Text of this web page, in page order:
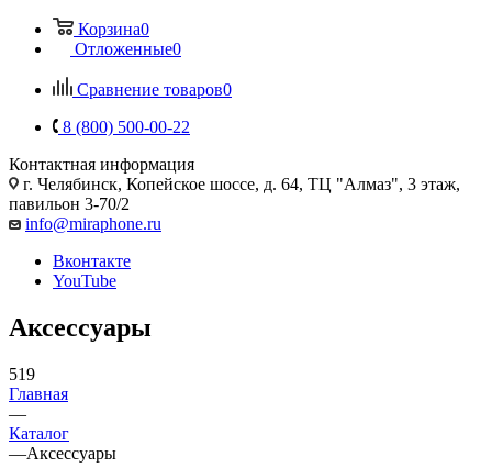
Корзина0
Отложенные0
Сравнение товаров0
8 (800) 500-00-22
Контактная информация
г. Челябинск, Копейское шоссе, д. 64, ТЦ "Алмаз", 3 этаж,
павильон 3-70/2
info@miraphone.ru
Вконтакте
YouTube
Аксессуары
519
Главная
—
Каталог
—Аксессуары